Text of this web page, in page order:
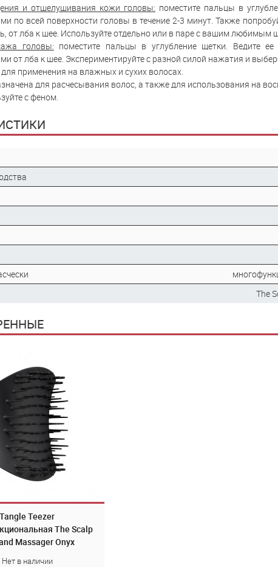
и отшелушивания кожи головы: поместите пальцы в
по всей поверхности головы в течение 2-3 минут. Также
от лба к шее. Используйте отдельно или в паре с вашим любимым
головы: поместите пальцы в углубление щетки. Ведите
от лба к шее. Экспериментируйте с разной силой нажатия и
применения на влажных и сухих волосах.
для расчесывания волос, а также для использования на
с феном.
The
Teezer
The Scalp
Massager Onyx
Нет в наличии